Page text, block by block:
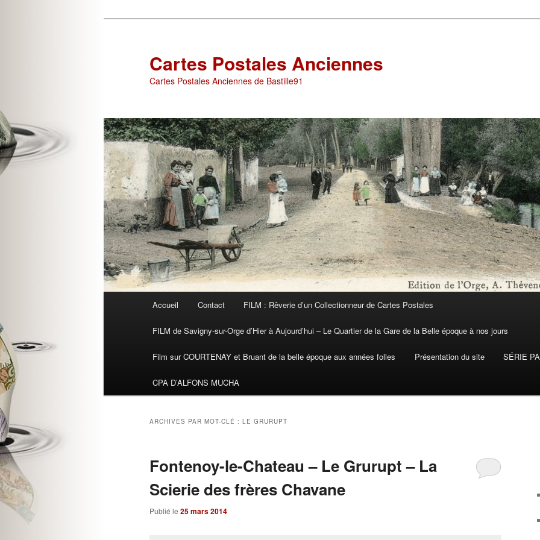
Cartes Postales Anciennes
Cartes Postales Anciennes de Bastille91
Accueil Contact FILM : Rêverie d’un Collectionneur de Cartes Postales
FILM de Savigny-sur-Orge d’Hier à Aujourd’hui – Le Quartier de la Gare de la Belle époque à nos jours
Film sur COURTENAY et Bruant de la belle époque aux années folles Présentation du site SÉRIE
CPA D’ALFONS MUCHA
ARCHIVES PAR MOT-CLÉ : LE GRURUPT
Fontenoy-le-Chateau – Le Grurupt – La
Scierie des frères Chavane
Publié le 25 mars 2014